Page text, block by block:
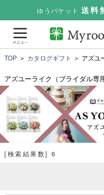
ゆうパケット 送料
TOP ＞ カタログギフト ＞ アズユ
アズユーライク（ブライダル専用
[検索結果数] 6